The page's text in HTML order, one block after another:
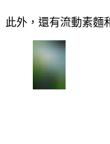
此外，還有流動素麵